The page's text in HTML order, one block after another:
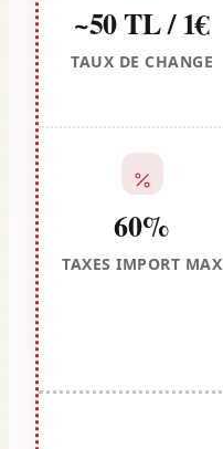
~50 TL / 1€
TAUX DE CHANGE
60%
TAXES IMPORT MAX